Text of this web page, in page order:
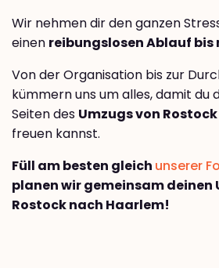
Wir nehmen dir den ganzen
einen reibungslosen Ablauf bis
Von der Organisation bis zur
kümmern uns um alles, damit du
Seiten des Umzugs von
freuen kannst.
Füll am besten gleich unserer
planen wir gemeinsam deinen
Rostock nach Haarlem!